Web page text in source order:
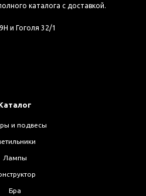
каталога с доставкой.
и Гоголя 32/1
и подвесы
Лампы
Бра